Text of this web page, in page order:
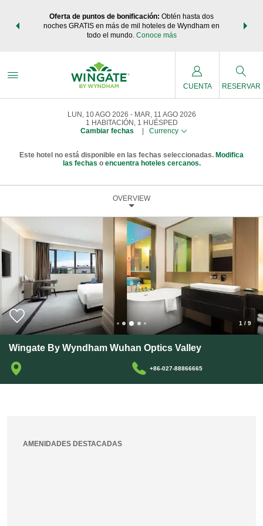
Oferta de puntos de bonificación:Obtén hasta dos
noches GRATIS en más de mil hoteles de Wyndham en
todo el mundo. Conoce más
de viaje
CUENTA RESERVAR
LUN, 10 AGO 2026
MAR, 11 AGO 2026
1 HABITACIÓN , 1 HUÉSPED
Cambiar fechas
Currency
Este hotel no está disponible en las fechas seleccionadas. Modifica
las fechas o encuentra hoteles cercanos.
OVERVIEW
1 / 9
Wingate By Wyndham Wuhan Optics Valley
+86-027-88866665
AMENIDADES DESTACADAS